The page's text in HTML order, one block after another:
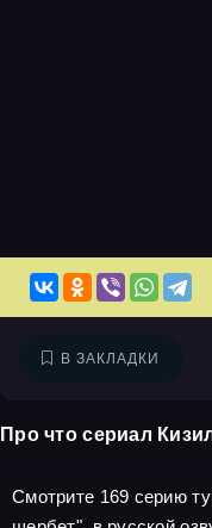
В ЗАКЛАДКИ
Про что сериал
Смотрите 169 серию